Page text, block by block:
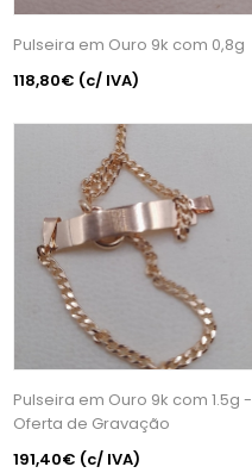
Pulseira em Ouro 9k com 0,8g
118,80€ (c/ IVA)
Pulseira em Ouro 9k com 1.5g -
Oferta de Gravação
191,40€ (c/ IVA)